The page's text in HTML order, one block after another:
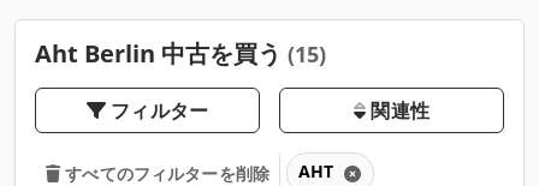
Aht Berlin 中古を買う (15)
フィルター 関連性
すべてのフィルターを削除 AHT